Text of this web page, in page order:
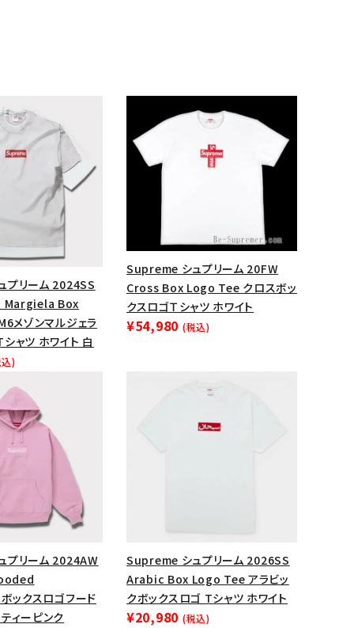
ドから探す
ー・ウエストバッグ
プリーム 2024SS
Margiela Box
メゾンマルジェラ
ャツ ホワイト 白
)
Supreme シュプリーム 20FW
Cross Box Logo Tee クロスボッ
クスロゴＴシャツ ホワイト
¥54,980 (税込)
プリーム 2024AW
クスロゴフード
ィーピンク
Supreme シュプリーム 2026SS
Arabic Box Logo Tee アラビッ
クボックスロゴ Tシャツ ホワイト
¥20,980 (税込)